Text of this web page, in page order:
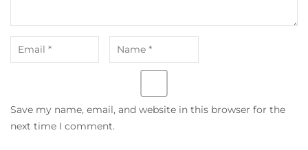
Save my name, email, and website in this browser for the
next time I comment.